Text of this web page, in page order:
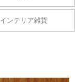
インテリア雑貨